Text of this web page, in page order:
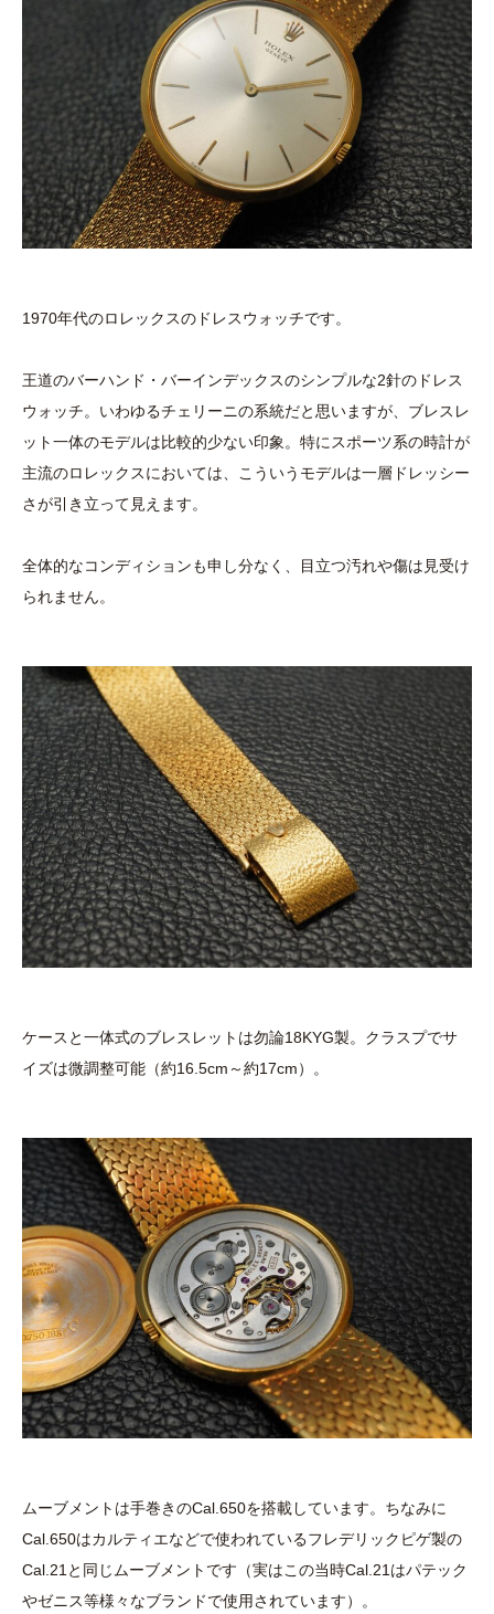
1970年代のロレックスのドレスウォッチです。
王道のバーハンド・バーインデックスのシンプルな2針のドレス
ウォッチ。いわゆるチェリーニの系統だと思いますが、ブレスレ
ット一体のモデルは比較的少ない印象。特にスポーツ系の時計が
主流のロレックスにおいては、こういうモデルは一層ドレッシー
さが引き立って見えます。
全体的なコンディションも申し分なく、目立つ汚れや傷は見受け
られません。
ケースと一体式のブレスレットは勿論18KYG製。クラスプでサ
イズは微調整可能（約16.5cm～約17cm）。
ムーブメントは手巻きのCal.650を搭載しています。ちなみに
Cal.650はカルティエなどで使われているフレデリックピゲ製の
Cal.21と同じムーブメントです（実はこの当時Cal.21はパテック
やゼニス等様々なブランドで使用されています）。